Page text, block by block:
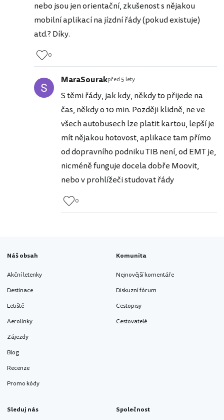
nebo jsou jen orientační, zkušenost s nějakou
mobilní aplikací na jízdní řády (pokud existuje)
atd.? Díky.
0
MaraSourakpřed 5 lety
S těmi řády, jak kdy, někdy to přijede na
čas, někdy o 10 min. Později klidně, ne ve
všech autobusech lze platit kartou, lepší je
mít nějakou hotovost, aplikace tam přímo
od dopravního podniku TIB není, od EMT je,
nicméně funguje docela dobře Moovit,
nebo v prohlížeči studovat řády
0
Náš obsah
Akční letenky
Destinace
Letiště
Aerolinky
Zájezdy
Blog
Recenze
Promo kódy
Komunita
Nejnovější komentáře
Diskuzní fórum
Cestopisy
Cestovatelé
Sleduj nás Společnost